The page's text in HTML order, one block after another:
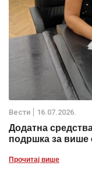
Вести 16.07.2026.
Додатна
подршка за више
Прочитај више